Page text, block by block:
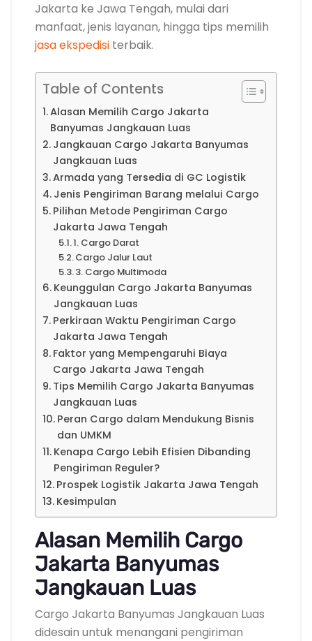
Jakarta ke Jawa Tengah, mulai dari
manfaat, jenis layanan, hingga tips memilih
jasa ekspedisi terbaik.
Table of Contents
Alasan Memilih Cargo Jakarta
Banyumas Jangkauan Luas
Jangkauan Cargo Jakarta Banyumas
Jangkauan Luas
Armada yang Tersedia di GC Logistik
Jenis Pengiriman Barang melalui Cargo
Pilihan Metode Pengiriman Cargo
Jakarta Jawa Tengah
1. Cargo Darat
Cargo Jalur Laut
3. Cargo Multimoda
Keunggulan Cargo Jakarta Banyumas
Jangkauan Luas
Perkiraan Waktu Pengiriman Cargo
Jakarta Jawa Tengah
Faktor yang Mempengaruhi Biaya
Cargo Jakarta Jawa Tengah
Tips Memilih Cargo Jakarta Banyumas
Jangkauan Luas
Peran Cargo dalam Mendukung Bisnis
dan UMKM
Kenapa Cargo Lebih Efisien Dibanding
Pengiriman Reguler?
Prospek Logistik Jakarta Jawa Tengah
Kesimpulan
Alasan Memilih Cargo
Jakarta Banyumas
Jangkauan Luas
Cargo Jakarta Banyumas Jangkauan Luas
didesain untuk menangani pengiriman